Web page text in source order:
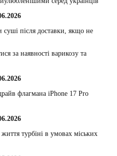
суші після доставки, якщо не
за наявності варикозу та
флагмана iPhone 17 Pro
турбіні в умовах міських